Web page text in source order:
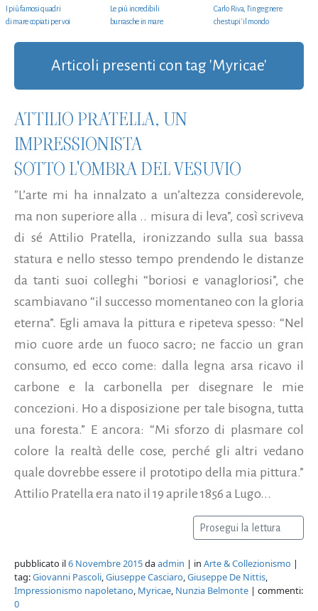
I più famosi quadri
di mare copiati per voi
Le più incredibili
burrasche in mare
Carlo Riva, l’ingegnere
che stupi' il mondo
Articoli presenti con tag 'Myricae'
ATTILIO PRATELLA, UN
IMPRESSIONISTA
SOTTO L'OMBRA DEL VESUVIO
"L’arte mi ha innalzato a un’altezza considerevole,
ma non superiore alla .. misura di leva”, così scriveva
di sé Attilio Pratella, ironizzando sulla sua bassa
statura e nello stesso tempo prendendo le distanze
da tanti suoi colleghi “boriosi e vanagloriosi”, che
scambiavano “il successo momentaneo con la gloria
eterna”. Egli amava la pittura e ripeteva spesso: “Nel
mio cuore arde un fuoco sacro; ne faccio un gran
consumo, ed ecco come: dalla legna arsa ricavo il
carbone e la carbonella per disegnare le mie
concezioni. Ho a disposizione per tale bisogna, tutta
una foresta.” E ancora: “Mi sforzo di plasmare col
colore la realtà delle cose, perché gli altri vedano
quale dovrebbe essere il prototipo della mia pittura.”
Attilio Pratella era nato il 19 aprile 1856 a Lugo...
Prosegui la lettura
pubblicato il6 Novembre 2015daadmin | in Arte & Collezionismo |
tag:Giovanni Pascoli,Giuseppe Casciaro,Giuseppe De Nittis,
Impressionismo napoletano, Myricae, Nunzia Belmonte | commenti:
0